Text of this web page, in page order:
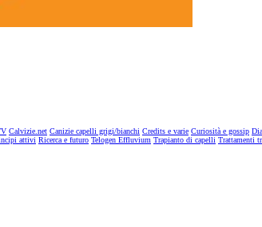
Calvizie.net Canizie capelli grigi/bianchi Credits e varie Curiosità e gossip
attivi Ricerca e futuro Telogen Effluvium Trapianto di capelli Trattamenti